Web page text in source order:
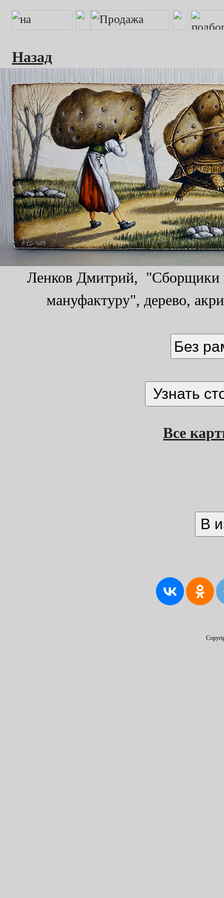
Назад
Ленков Дмитрий, "Сборщики
мануфактуру", дерево,
Без
Все